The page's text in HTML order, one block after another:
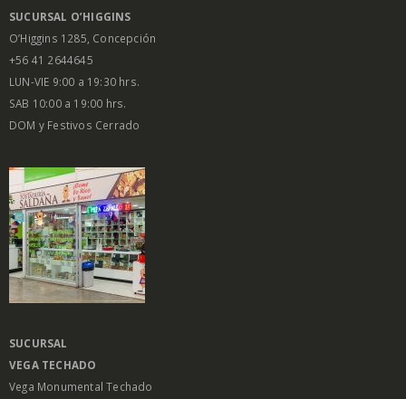
SUCURSAL O’HIGGINS
O’Higgins 1285, Concepción
+56 41 2644645
LUN-VIE 9:00 a 19:30 hrs.
SAB 10:00 a 19:00 hrs.
DOM y Festivos Cerrado
SUCURSAL
VEGA TECHADO
Vega Monumental Techado